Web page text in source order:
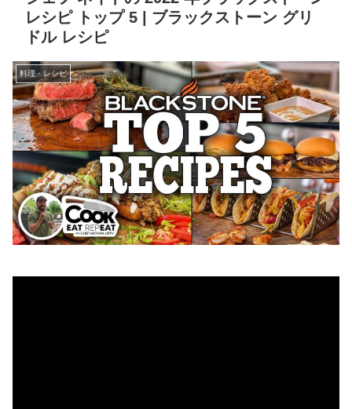
レシピ トップ 5 | ブラックストーン グリ
ドル レシピ
料理・レシピ